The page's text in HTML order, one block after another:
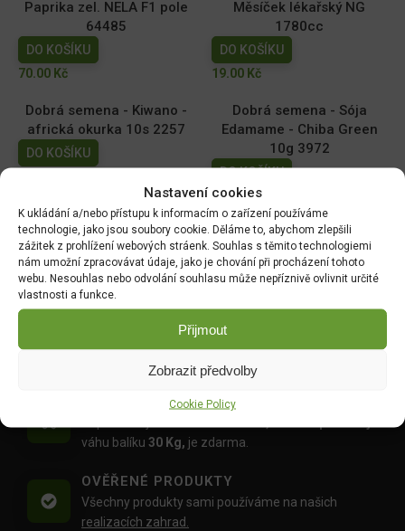
Nastavení cookies
K ukládání a/nebo přístupu k informacím o zařízení používáme
technologie, jako jsou soubory cookie. Děláme to, abychom zlepšili
zážitek z prohlížení webových stráenk. Souhlas s těmito technologiemi
nám umožní zpracovávat údaje, jako je chování při procházení tohoto
webu. Nesouhlas nebo odvolání souhlasu může nepříznivě ovlivnit určité
vlastnosti a funkce.
Přijmout
Zobrazit předvolby
Cookie Policy
Paprika zel. NELA F1 pole
64485
DO KOŠÍKU
70.00 Kč
Měsíček lékařský NG
1780cc
DO KOŠÍKU
19.00 Kč
Dobrá semena - Kiwano -
africká okurka 10s 2257
DO KOŠÍKU
Dobrá semena - Sója
Edamame - Chiba Green
10g 3972
DO KOŠÍKU
52.00Kč
Hrách zahradní - Antony
raný velkozrnný bezlistý
50g 1048
DO KOŠÍKU
35.00
Tykev muškátová -
Serpentine F1 2g 4080
DO KOŠÍKU
DOPRAVA ZDARMA OD 1500 KČ
váhu balíku 30 Kg, je zdarma.
OVĚŘENÉ PRODUKTY
Všechny produkty sami používáme na našich
realizacích zahrad.